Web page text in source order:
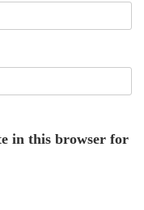
in this browser for